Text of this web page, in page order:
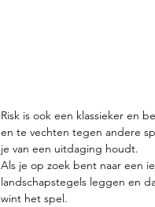
Risk is ook een klassieker en
en te vechten tegen andere
je van een uitdaging houdt.
Als je op zoek bent naar een
landschapstegels leggen en
wint het spel.